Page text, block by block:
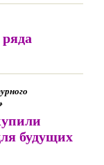
будущих